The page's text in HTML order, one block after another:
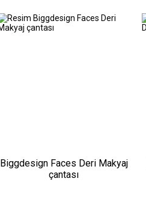
Biggdesign Faces Deri Makyaj
çantası